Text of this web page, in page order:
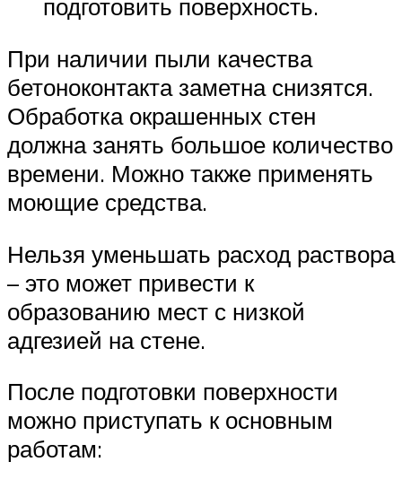
подготовить поверхность.
При наличии пыли качества
бетоноконтакта заметна снизятся.
Обработка окрашенных стен
должна занять большое количество
времени. Можно также применять
моющие средства.
Нельзя уменьшать расход раствора
– это может привести к
образованию мест с низкой
адгезией на стене.
После подготовки поверхности
можно приступать к основным
работам: